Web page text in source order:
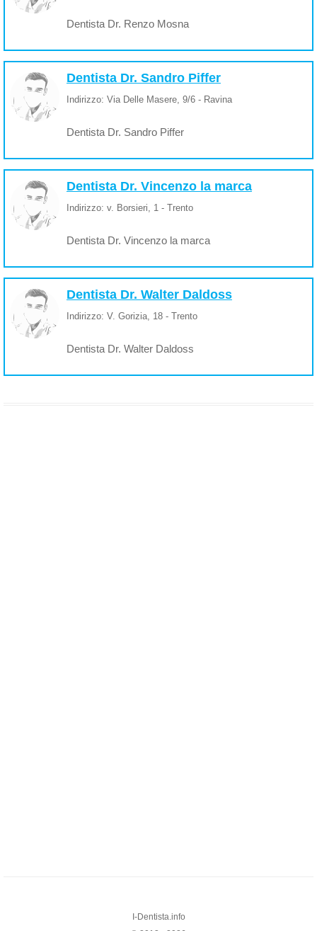
Dentista Dr. Renzo Mosna
Dentista Dr. Sandro Piffer
Indirizzo: Via Delle Masere, 9/6 - Ravina
Dentista Dr. Sandro Piffer
Dentista Dr. Vincenzo la marca
Indirizzo: v. Borsieri, 1 - Trento
Dentista Dr. Vincenzo la marca
Dentista Dr. Walter Daldoss
Indirizzo: V. Gorizia, 18 - Trento
Dentista Dr. Walter Daldoss
I-Dentista.info